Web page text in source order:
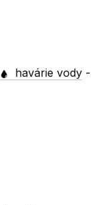
havárie vody -